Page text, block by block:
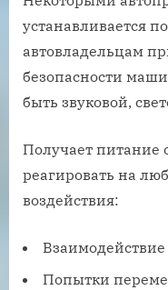
устанавливается
автовладельцам
безопасности
быть звуковой,
Получает питание
реагировать на
воздействия:
Попытки